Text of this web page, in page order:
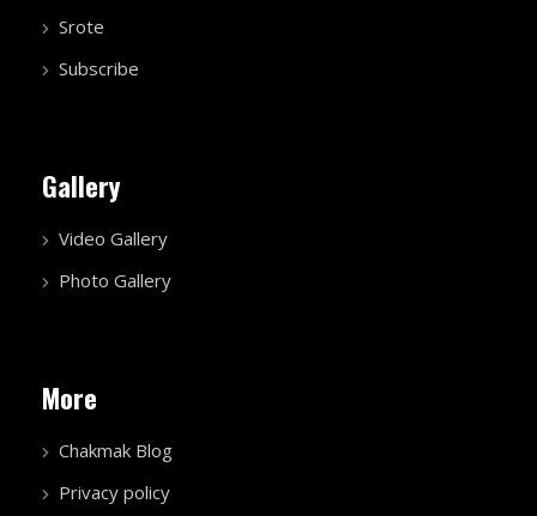
Srote
Subscribe
Gallery
Video Gallery
Photo Gallery
More
Chakmak Blog
Privacy policy